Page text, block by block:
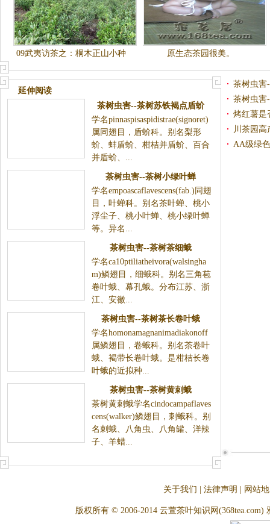
09武夷访茶之：桐木正山小种
生态茶园
原生态茶园很美。
延伸阅读
茶树虫害--茶树苏铁褐点盾蚧
学名pinnaspisaspidistrae(signoret)
属同翅目，盾蚧科。别名梨形
蚧、蚌盾蚧、柑桔并盾蚧、百合
并盾蚧、...
茶树虫害--茶树小绿叶蝉
学名empoascaflavescens(fab.)同翅
目，叶蝉科。别名茶叶蝉、桃小
浮尘子、桃小叶蝉、桃小绿叶蝉
等。异名...
茶树虫害--茶树茶细蛾
学名ca10ptiliatheivora(walsingha
m)鳞翅目，细蛾科。别名三角苞
卷叶蛾、幕孔蛾。分布江苏、浙
江、安徽...
茶树虫害--茶树茶长卷叶蛾
学名homonamagnanimadiakonoff
属鳞翅目，卷蛾科。别名茶卷叶
蛾、褐带长卷叶蛾。是柑桔长卷
叶蛾的近拟种...
茶树虫害--茶树黄刺蛾
茶树黄刺蛾学名cindocampaflaves
cens(walker)鳞翅目，刺蛾科。别
名刺蛾、八角虫、八角罐、洋辣
子、羊蜡...
茶树虫害
茶树虫害
烤红薯是
川茶园高
AA级绿
关于我们 法律声明 网站
版权所有 © 2006-2014 云萱茶叶知识网